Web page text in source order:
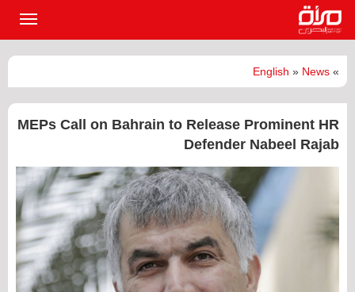
»
English » News
MEPs Call on Bahrain to Release Prominent HR
Defender Nabeel Rajab